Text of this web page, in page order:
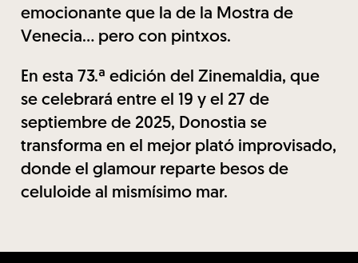
emocionante que la de la Mostra de
Venecia... pero con pintxos.
En esta 73.ª edición del Zinemaldia, que
se celebrará entre el 19 y el 27 de
septiembre de 2025, Donostia se
transforma en el mejor plató improvisado,
donde el glamour reparte besos de
celuloide al mismísimo mar.